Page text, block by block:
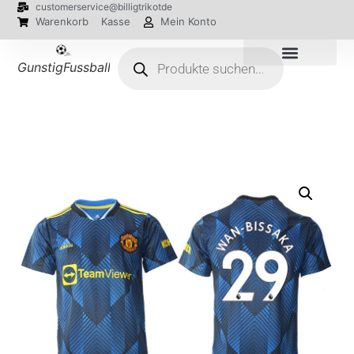
customerservice@billigtrikotde
Warenkorb Kasse Mein Konto
GunstigFussballTrikot